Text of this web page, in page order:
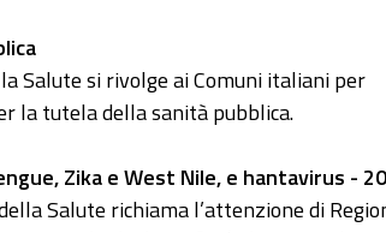
Salute si rivolge ai Comuni italiani per
la tutela della sanità pubblica.
Zika e West Nile, e hantavirus -
Salute richiama l’attenzione di